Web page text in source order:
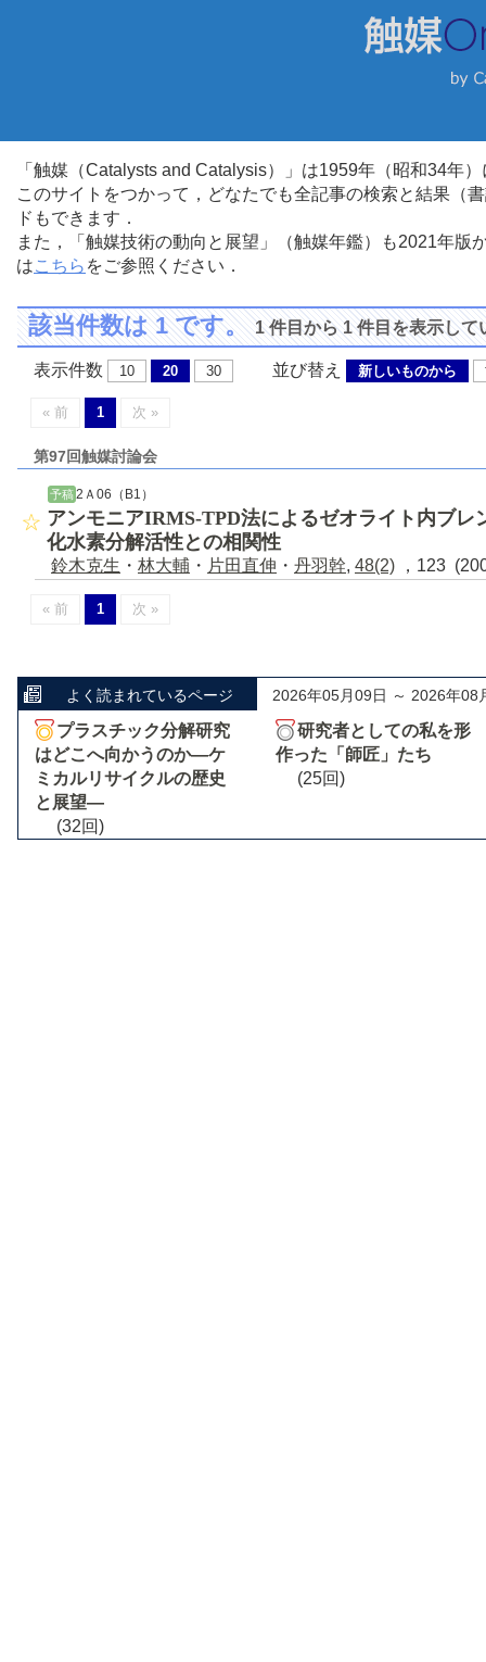
「触媒（Catalysts and Catalysis）」は1959年（昭和34年
このサイトをつかって，どなたでも全記事の検索と結果（
ドもできます．
また，「触媒技術の動向と展望」（触媒年鑑）も2021年
はこちら をご参照ください．
該当件数は 1 です。1 件目から 1 件目を表示して
表示件数 10 20 30 並び替え 新しいものから
« 前 1 次 »
第97回触媒討論会
予稿 2Ａ06（B1）
アンモニアIRMS-TPD法によるゼオライト内ブレ
化水素分解活性との相関性
鈴木克生 ・ 林大輔 ・ 片田直伸 ・ 丹羽幹, 48(2) ，123
« 前 1 次 »
よく読まれているページ 2026年05月09日 ～ 2026年08
プラスチック分解研究
はどこへ向かうのか―ケ
ミカルリサイクルの歴史
と展望―
(32回)
研究者としての私を形
作った「師匠」たち
(25回)